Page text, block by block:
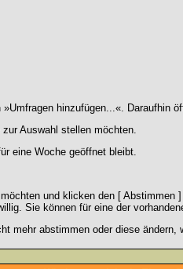
hinzufügen...«. Daraufhin
Auswahl stellen möchten.
eine Woche geöffnet bleibt.
und klicken den [
Sie können für eine der
mehr abstimmen oder diese ändern,